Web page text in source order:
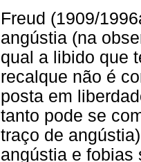
Freud (1909/
angústia (na
qual a libido que
recalque não é
posta em
tanto pode se
traço de
angústia e fobias